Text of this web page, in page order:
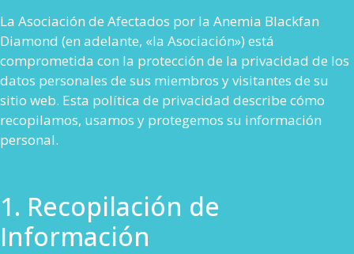
La Asociación de Afectados por la Anemia Blackfan
Diamond (en adelante, «la Asociación») está
comprometida con la protección de la privacidad de los
datos personales de sus miembros y visitantes de su
sitio web. Esta política de privacidad describe cómo
recopilamos, usamos y protegemos su información
personal.
1. Recopilación de
Información